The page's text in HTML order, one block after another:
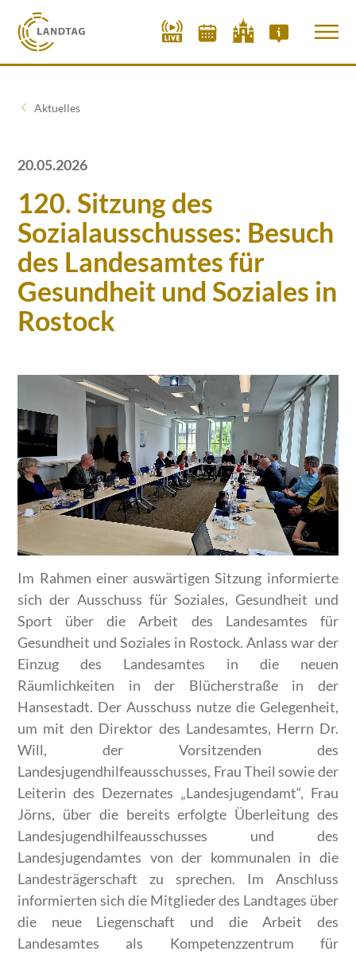
Aktuelles
20.05.2026
120. Sitzung des
Sozialausschusses: Besuch
des Landesamtes für
Gesundheit und Soziales in
Rostock
Im Rahmen einer auswärtigen Sitzung informierte
sich der Ausschuss für Soziales, Gesundheit und
Sport über die Arbeit des Landesamtes für
Gesundheit und Soziales in Rostock. Anlass war der
Einzug des Landesamtes in die neuen
Räumlichkeiten in der Blücherstraße in der
Hansestadt. Der Ausschuss nutze die Gelegenheit,
um mit den Direktor des Landesamtes, Herrn Dr.
Will, der Vorsitzenden des
Landesjugendhilfeausschusses, Frau Theil sowie der
Leiterin des Dezernates „Landesjugendamt“, Frau
Jörns, über die bereits erfolgte Überleitung des
Landesjugendhilfeausschusses und des
Landesjugendamtes von der kommunalen in die
Landesträgerschaft zu sprechen. Im Anschluss
informierten sich die Mitglieder des Landtages über
die neue Liegenschaft und die Arbeit des
Landesamtes als Kompetenzzentrum für